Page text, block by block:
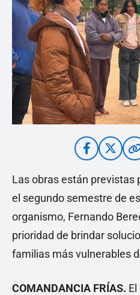
Las obras están previstas
el segundo semestre de
organismo, Fernando
prioridad de brindar
familias más vulnerables
COMANDANCIA FRÍAS.